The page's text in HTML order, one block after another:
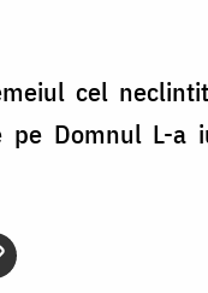
cel
pe Domnul L-